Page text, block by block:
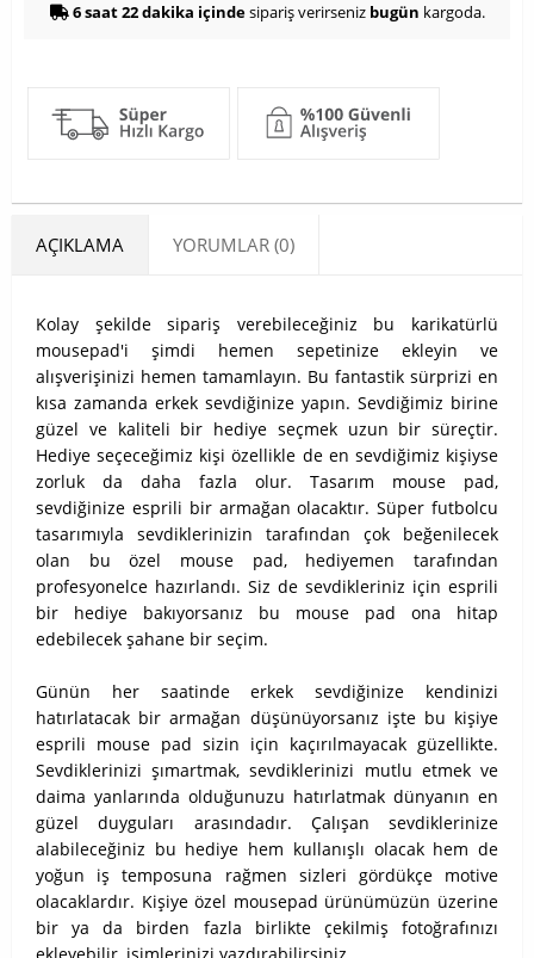
6 saat 22 dakika içindesipariş verirseniz bugün kargoda.
AÇIKLAMA YORUMLAR (0)
Kolay şekilde sipariş verebileceğiniz bu karikatürlü
mousepad'i şimdi hemen sepetinize ekleyin ve
alışverişinizi hemen tamamlayın. Bu fantastik sürprizi en
kısa zamanda erkek sevdiğinize yapın. Sevdiğimiz birine
güzel ve kaliteli bir hediye seçmek uzun bir süreçtir.
Hediye seçeceğimiz kişi özellikle de en sevdiğimiz kişiyse
zorluk da daha fazla olur. Tasarım mouse pad,
sevdiğinize esprili bir armağan olacaktır. Süper futbolcu
tasarımıyla sevdiklerinizin tarafından çok beğenilecek
olan bu özel mouse pad, hediyemen tarafından
profesyonelce hazırlandı. Siz de sevdikleriniz için esprili
bir hediye bakıyorsanız bu mouse pad ona hitap
edebilecek şahane bir seçim.
Günün her saatinde erkek sevdiğinize kendinizi
hatırlatacak bir armağan düşünüyorsanız işte bu kişiye
esprili mouse pad sizin için kaçırılmayacak güzellikte.
Sevdiklerinizi şımartmak, sevdiklerinizi mutlu etmek ve
daima yanlarında olduğunuzu hatırlatmak dünyanın en
güzel duyguları arasındadır. Çalışan sevdiklerinize
alabileceğiniz bu hediye hem kullanışlı olacak hem de
yoğun iş temposuna rağmen sizleri gördükçe motive
olacaklardır. Kişiye özel mousepad ürünümüzün üzerine
bir ya da birden fazla birlikte çekilmiş fotoğrafınızı